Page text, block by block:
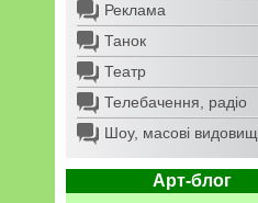
Реклама
Танок
Театр
Телебачення, радіо
Шоу, масові
Арт-блог